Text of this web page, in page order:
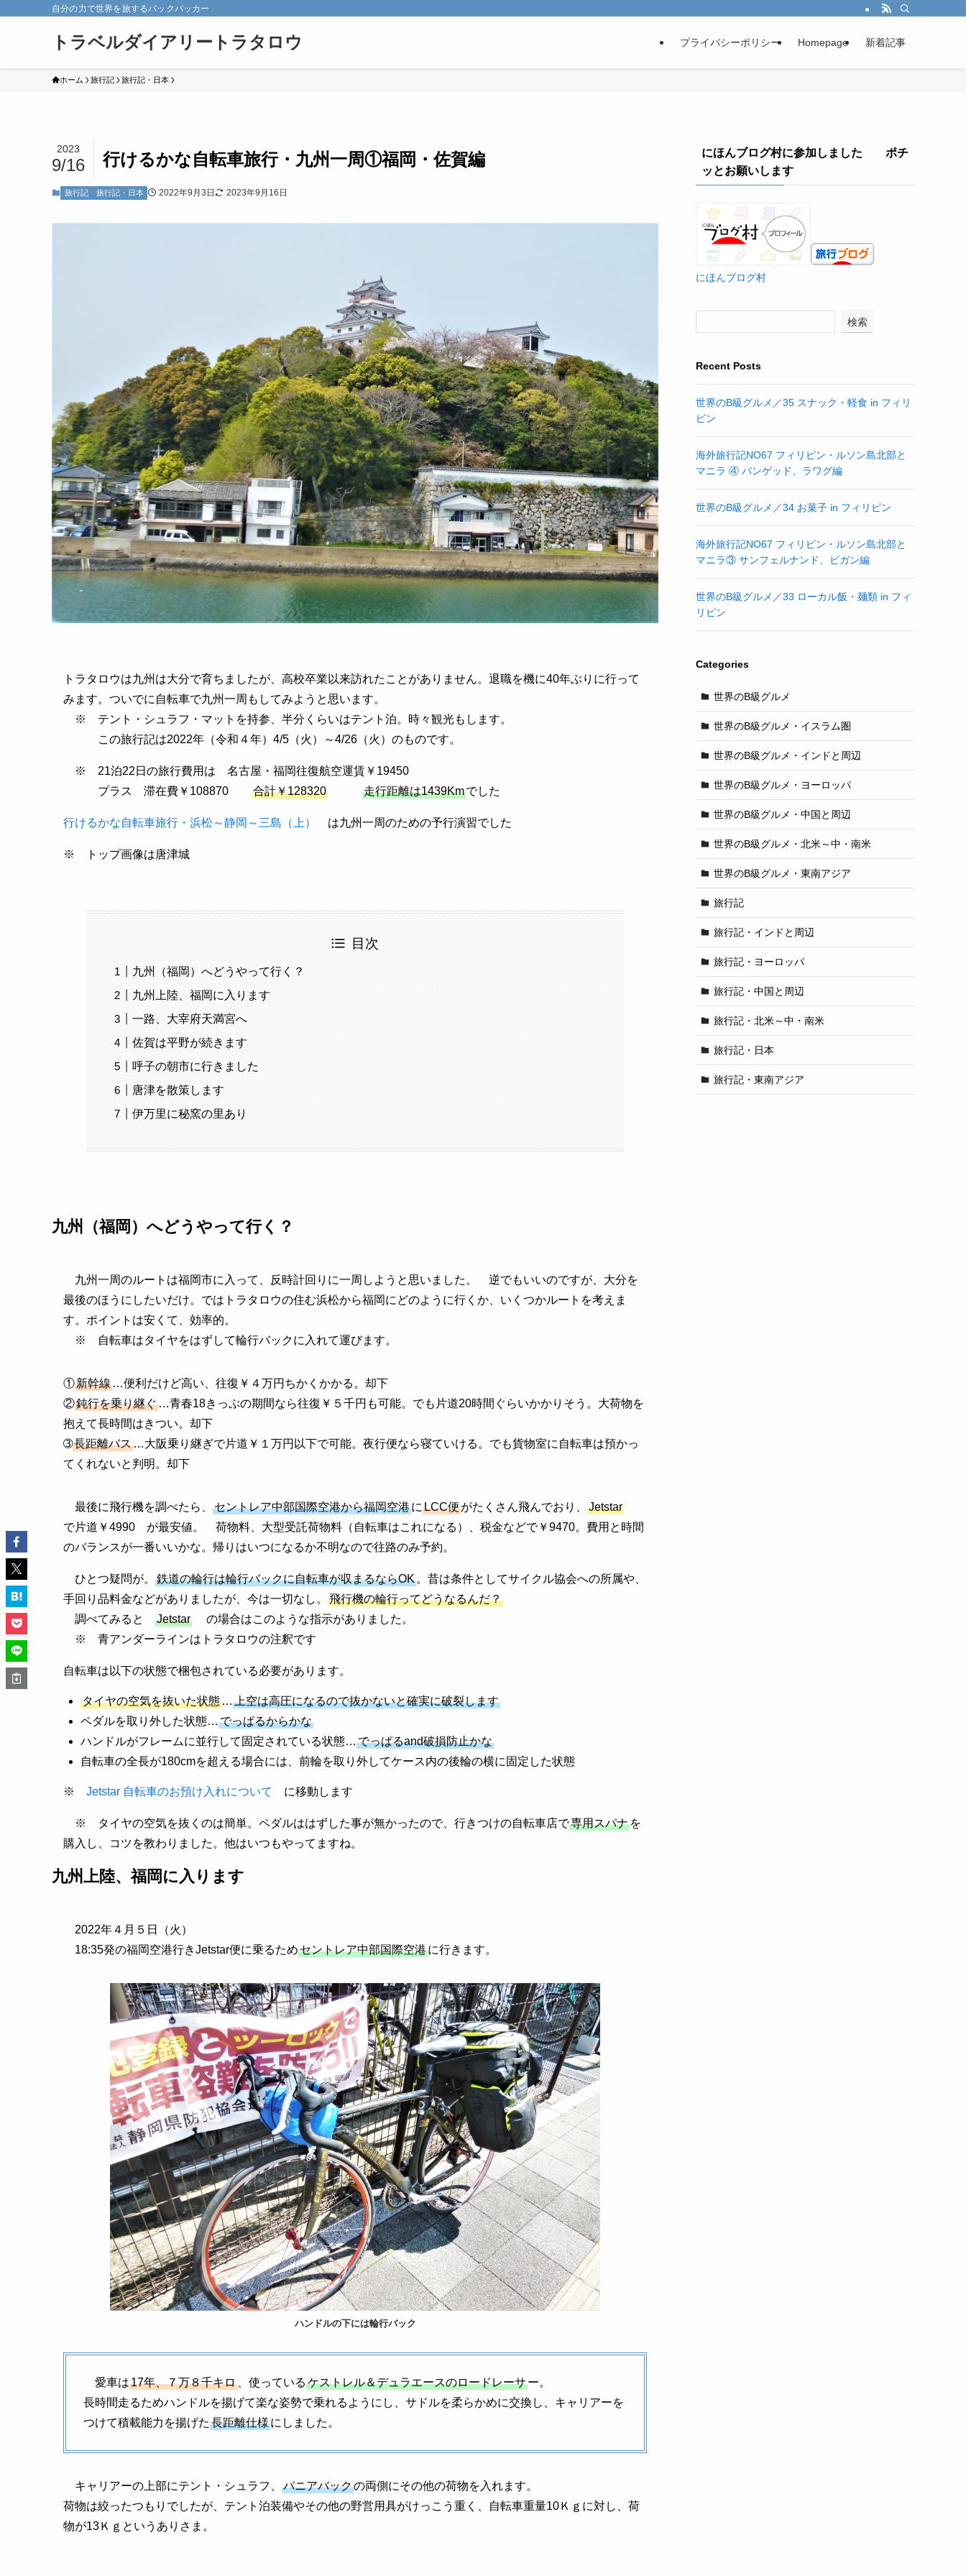
自分の力で世界を旅するバックパッカー
トラベルダイアリートラタロウ プライバシーポリシー Homepage 新着記事
ホーム 旅行記 旅行記・日本
行けるかな自転車旅行・九州一周①福岡・佐賀編
2023
9/16
旅行記 旅行記・日本 2022年9月3日 2023年9月16日
トラタロウは九州は大分で育ちましたが、高校卒業以来訪れたことがありません。退職を機に40年ぶりに行って
みます。ついでに自転車で九州一周もしてみようと思います。
※ テント・シュラフ・マットを持参、半分くらいはテント泊。時々観光もします。
この旅行記は2022年（令和４年）4/5（火）～4/26（火）のものです。
※ 21泊22日の旅行費用は 名古屋・福岡往復航空運賃￥19450
プラス 滞在費￥108870
合計￥128320 走行距離は1439Kmでした
行けるかな自転車旅行・浜松～静岡～三島（上） は九州一周のための予行演習でした
※ トップ画像は唐津城
目次
九州（福岡）へどうやって行く？
九州上陸、福岡に入ります
一路、大宰府天満宮へ
佐賀は平野が続きます
呼子の朝市に行きました
唐津を散策します
伊万里に秘窯の里あり
九州（福岡）へどうやって行く？
九州一周のルートは福岡市に入って、反時計回りに一周しようと思いました。 逆でもいいのですが、大分を
最後のほうにしたいだけ。ではトラタロウの住む浜松から福岡にどのように行くか、いくつかルートを考えま
す。ポイントは安くて、効率的。
※ 自転車はタイヤをはずして輪行バックに入れて運びます。
①新幹線 …便利だけど高い、往復￥４万円ちかくかかる。却下
②鈍行を乗り継ぐ …青春18きっぷの期間なら往復￥５千円も可能。でも片道20時間ぐらいかかりそう。大荷物を
抱えて長時間はきつい。却下
➂長距離バス …大阪乗り継ぎで片道￥１万円以下で可能。夜行便なら寝ていける。でも貨物室に自転車は預かっ
てくれないと判明。却下
最後に飛行機を調べたら、 セントレア中部国際空港から福岡空港に LCC便がたくさん飛んでおり、
Jetstar
で片道￥4990 が最安値。 荷物料、大型受託荷物料（自転車はこれになる）、税金などで￥9470。費用と時間
のバランスが一番いいかな。帰りはいつになるか不明なので往路のみ予約。
ひとつ疑問が。 鉄道の輪行は輪行バックに自転車が収まるならOK 。昔は条件としてサイクル協会への所属や、
手回り品料金などがありましたが、今は一切なし。
飛行機の輪行ってどうなるんだ？
調べてみると
Jetstar
の場合はこのような指示がありました。
※ 青アンダーラインはトラタロウの注釈です
自転車は以下の状態で梱包されている必要があります。
タイヤの空気を抜いた状態 … 上空は高圧になるので抜かないと確実に破裂します
ペダルを取り外した状態… でっぱるからかな
ハンドルがフレームに並行して固定されている状態… でっぱるand破損防止かな
自転車の全長が180cmを超える場合には、前輪を取り外してケース内の後輪の横に固定した状態
※ Jetstar 自転車のお預け入れについて に移動します
※ タイヤの空気を抜くのは簡単。ペダルははずした事が無かったので、行きつけの自転車店で専用スパナ を
購入し、コツを教わりました。他はいつもやってますね。
九州上陸、福岡に入ります
2022年４月５日（火）
18:35発の福岡空港行きJetstar便に乗るためセントレア中部国際空港に行きます。
ハンドルの下には輪行バック
愛車は17年、７万８千キロ 、使っている ケストレル＆デュラエースのロードレーサー。
長時間走るためハンドルを揚げて楽な姿勢で乗れるようにし、サドルを柔らかめに交換し、キャリアーを
つけて積載能力を揚げた 長距離仕様にしました。
キャリアーの上部にテント・シュラフ、 パニアバックの両側にその他の荷物を入れます。
荷物は絞ったつもりでしたが、テント泊装備やその他の野営用具がけっこう重く、自転車重量10Ｋｇに対し、荷
物が13Ｋｇというありさま。
にほんブログ村に参加しました ポチ
ッとお願いします
にほんブログ村
検索
Recent Posts
世界のB級グルメ／35 スナック・軽食 in フィリ
ピン
海外旅行記NO67 フィリピン・ルソン島北部と
マニラ ④ バンゲッド、ラワグ編
世界のB級グルメ／34 お菓子 in フィリピン
海外旅行記NO67 フィリピン・ルソン島北部と
マニラ③ サンフェルナンド、ビガン編
世界のB級グルメ／33 ローカル飯・麺類 in フィ
リピン
Categories
世界のB級グルメ
世界のB級グルメ・イスラム圏
世界のB級グルメ・インドと周辺
世界のB級グルメ・ヨーロッパ
世界のB級グルメ・中国と周辺
世界のB級グルメ・北米～中・南米
世界のB級グルメ・東南アジア
旅行記
旅行記・インドと周辺
旅行記・ヨーロッパ
旅行記・中国と周辺
旅行記・北米～中・南米
旅行記・日本
旅行記・東南アジア